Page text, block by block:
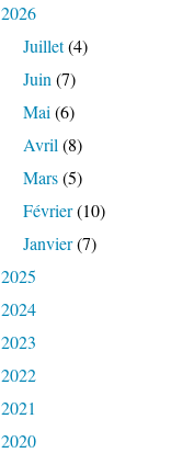
2026
Juillet(4)
Juin (7)
Mai (6)
Avril (8)
Mars(5)
Février(10)
Janvier(7)
2025
2024
2023
2022
2021
2020